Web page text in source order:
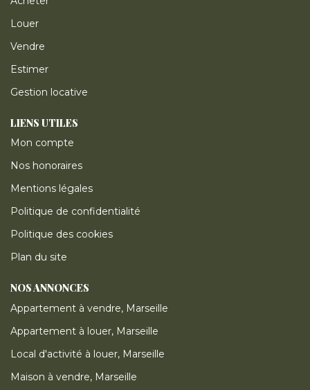
Louer
Vendre
Estimer
Gestion locative
LIENS UTILES
Mon compte
Nos honoraires
Mentions légales
Politique de confidentialité
Politique des cookies
Plan du site
NOS ANNONCES
Appartement à vendre, Marseille
Appartement à louer, Marseille
Local d'activité à louer, Marseille
Maison à vendre, Marseille